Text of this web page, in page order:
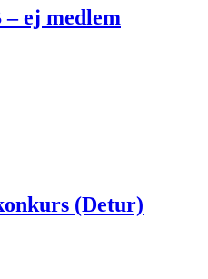
– ej medlem
(Detur)